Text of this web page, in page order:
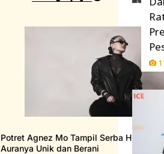
Potret Agnez Mo Tampil Serba Hitam di
Auranya Unik dan Berani